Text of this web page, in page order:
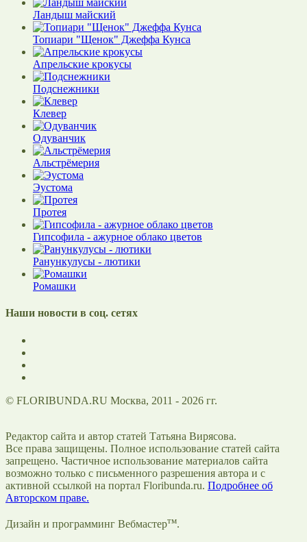
Ландыш майский
Топиари "Щенок" Джеффа Кунса
Апрельские крокусы
Подснежники
Клевер
Одуванчик
Альстрёмерия
Эустома
Протея
Гипсофила - ажурное облако цветов
Ранункулусы - лютики
Ромашки
Наши новости в соц. сетях
© FLORIBUNDA.RU Москва, 2011 - 2026 гг.
Редактор сайта и автор статей Татьяна Вирясова.
Все права защищены. Полное использование статей сайта
запрещено. Частичное использование материалов сайта
возможно только с письменного разрешения автора и с
активной ссылкой на портал Floribunda.ru. Подробнее об
Авторском праве.
Дизайн и программинг Вебмастертм.